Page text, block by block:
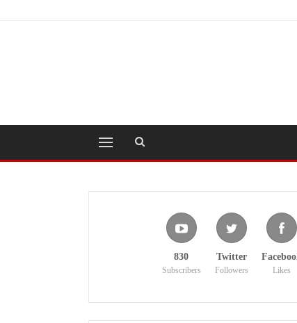
Likes
Twitter
Followers
830
Subscribers